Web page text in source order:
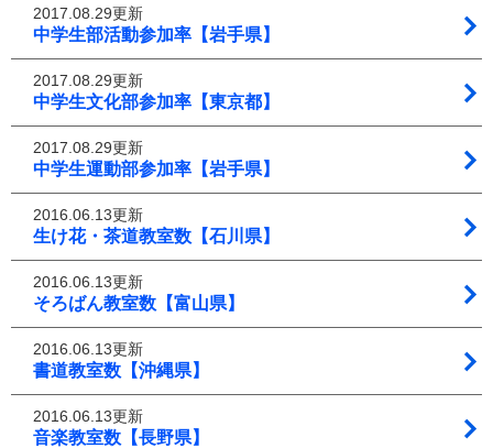
2017.08.29更新
中学生部活動参加率【岩手県】
2017.08.29更新
中学生文化部参加率【東京都】
2017.08.29更新
中学生運動部参加率【岩手県】
2016.06.13更新
生け花・茶道教室数【石川県】
2016.06.13更新
そろばん教室数【富山県】
2016.06.13更新
書道教室数【沖縄県】
2016.06.13更新
音楽教室数【長野県】